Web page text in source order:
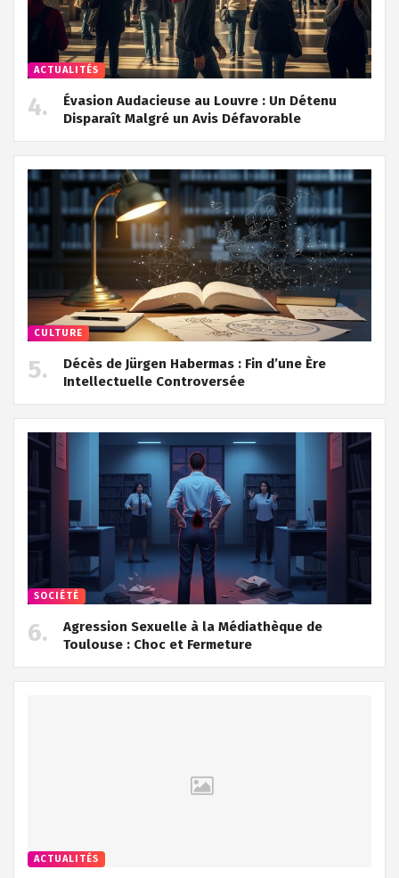
ACTUALITÉS
Évasion Audacieuse au Louvre : Un Détenu
Disparaît Malgré un Avis Défavorable
CULTURE
Décès de Jürgen Habermas : Fin d’une Ère
Intellectuelle Controversée
SOCIÉTÉ
Agression Sexuelle à la Médiathèque de
Toulouse : Choc et Fermeture
ACTUALITÉS